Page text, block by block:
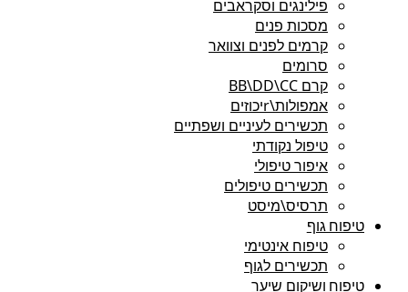
פילינגים וסקראבים
מסכות פנים
קרמים לפנים וצוואר
סרומים
קרם BB\DD\CC
אמפולות\rיכוזים
תכשירים לעיניים ושפתיים
טיפול נקודתי
איפור טיפולי
תכשירים טיפולים
תרסיס\מיסט
טיפוח גוף
טיפוח אינטימי
תכשירים לגוף
טיפוח ושיקום שיער